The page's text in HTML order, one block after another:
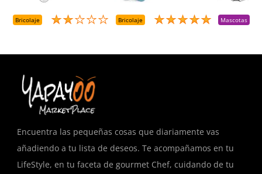
Bricolaje Bricolaje Mascotas
Encuentra las pequeñas cosas que diariamente vas
añadiendo a tu lista de deseos. Te acompañamos en tu
LifeStyle, en tu faceta de gourmet Chef, cuidando de tu